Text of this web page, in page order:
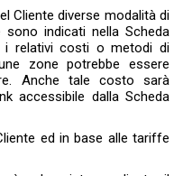
Cliente diverse modalità di
indicati nella Scheda
i relativi costi o metodi di
zone potrebbe essere
Anche tale costo sarà
accessibile dalla Scheda
ed in base alle tariffe